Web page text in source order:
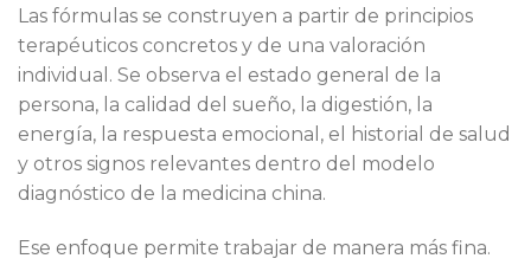
Las fórmulas se construyen a partir de principios
terapéuticos concretos y de una valoración
individual. Se observa el estado general de la
persona, la calidad del sueño, la digestión, la
energía, la respuesta emocional, el historial de salud
y otros signos relevantes dentro del modelo
diagnóstico de la medicina china.
Ese enfoque permite trabajar de manera más fina.